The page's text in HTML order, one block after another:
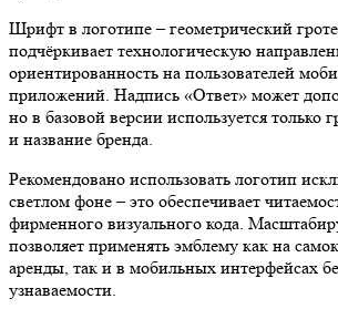
Шрифт в логотипе – геометрический
подчёркивает технологическую
ориентированность на пользователей
приложений. Надпись «Ответ» может
но в базовой версии используется только
и название бренда.
Рекомендовано использовать логотип
светлом фоне – это обеспечивает
фирменного визуального кода.
позволяет применять эмблему как на
аренды, так и в мобильных интерфейсах
узнаваемости.